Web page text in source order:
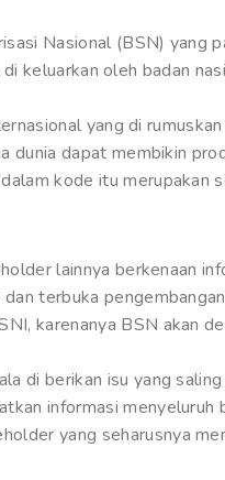
Nasional (BSN) yang
keluarkan oleh badan
yang di
dunia dapat membikin
kode itu merupakan
lainnya berkenaan
terbuka
karenanya BSN akan
di berikan isu yang
informasi menyeluruh
yang seharusnya